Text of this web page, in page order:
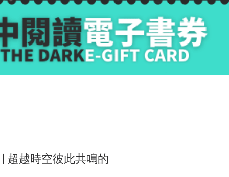
超越時空彼此共鳴的